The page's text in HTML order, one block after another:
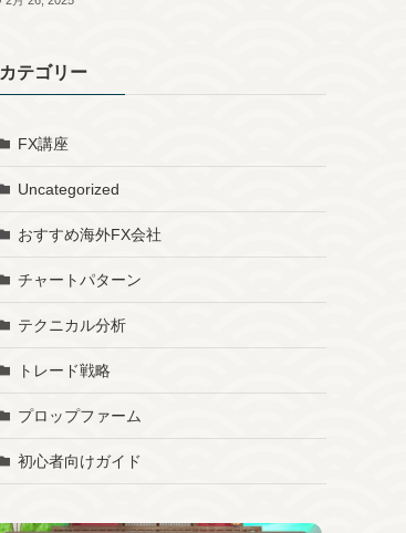
カテゴリー
FX講座
Uncategorized
おすすめ海外FX会社
チャートパターン
テクニカル分析
トレード戦略
プロップファーム
初心者向けガイド